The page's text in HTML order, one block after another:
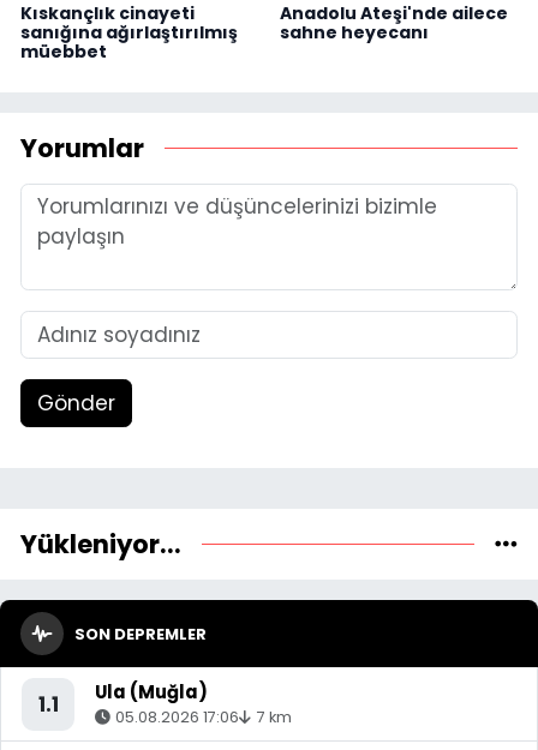
Kıskançlık cinayeti
sanığına ağırlaştırılmış
müebbet
Anadolu Ateşi'nde ailece
sahne heyecanı
Yorumlar
Gönder
Yükleniyor...
SON DEPREMLER
1.1 Ula (Muğla)
05.08.2026 17:06 7 km